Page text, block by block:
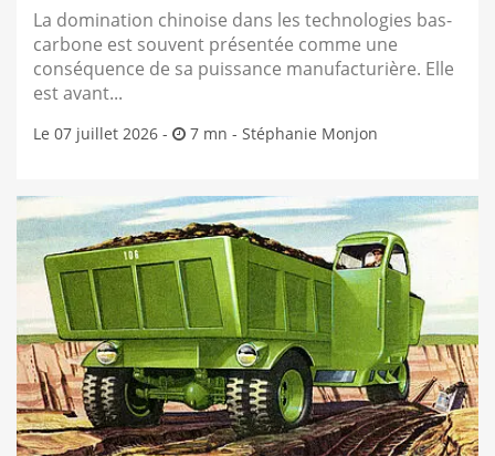
La domination chinoise dans les technologies bas-
carbone est souvent présentée comme une
conséquence de sa puissance manufacturière. Elle
est avant...
Le 07 juillet 2026 - 7 mn - Stéphanie Monjon